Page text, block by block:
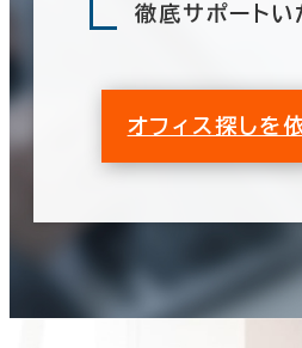
徹底サポートい
オフィス探しを